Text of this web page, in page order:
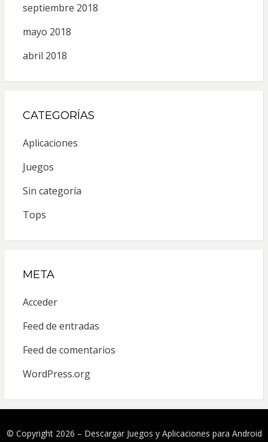
septiembre 2018
mayo 2018
abril 2018
CATEGORÍAS
Aplicaciones
Juegos
Sin categoría
Tops
META
Acceder
Feed de entradas
Feed de comentarios
WordPress.org
© Copyright 2026 – Descargar Juegos y Aplicaciones para Android